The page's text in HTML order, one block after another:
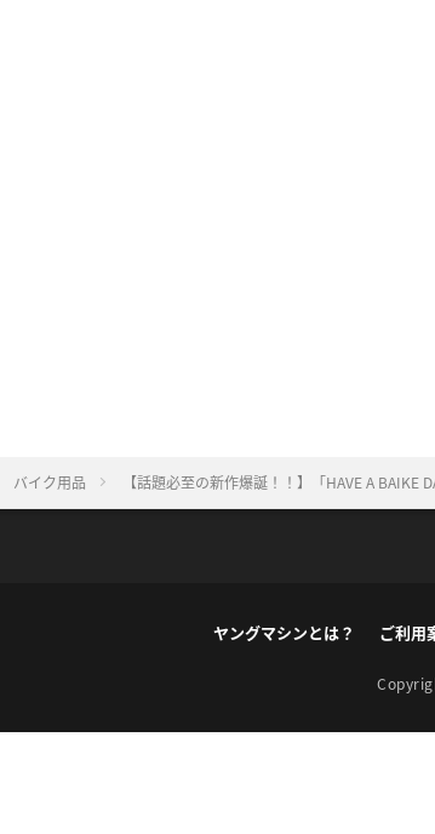
バイク用品 【話題必至の新作爆誕！！】「HAVE A BAIKE
ヤングマシンとは？ ご利用